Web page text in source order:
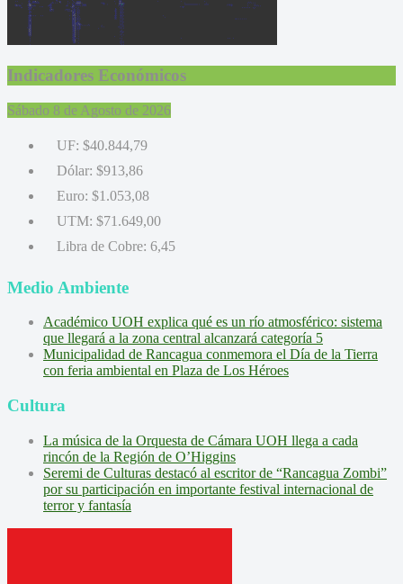
Indicadores Económicos
Sábado 8 de Agosto de 2026
UF: $40.844,79
Dólar: $913,86
Euro: $1.053,08
UTM: $71.649,00
Libra de Cobre: 6,45
Medio Ambiente
Académico UOH explica qué es un río atmosférico: sistema
que llegará a la zona central alcanzará categoría 5
Municipalidad de Rancagua conmemora el Día de la Tierra
con feria ambiental en Plaza de Los Héroes
Cultura
La música de la Orquesta de Cámara UOH llega a cada
rincón de la Región de O’Higgins
Seremi de Culturas destacó al escritor de “Rancagua Zombi”
por su participación en importante festival internacional de
terror y fantasía